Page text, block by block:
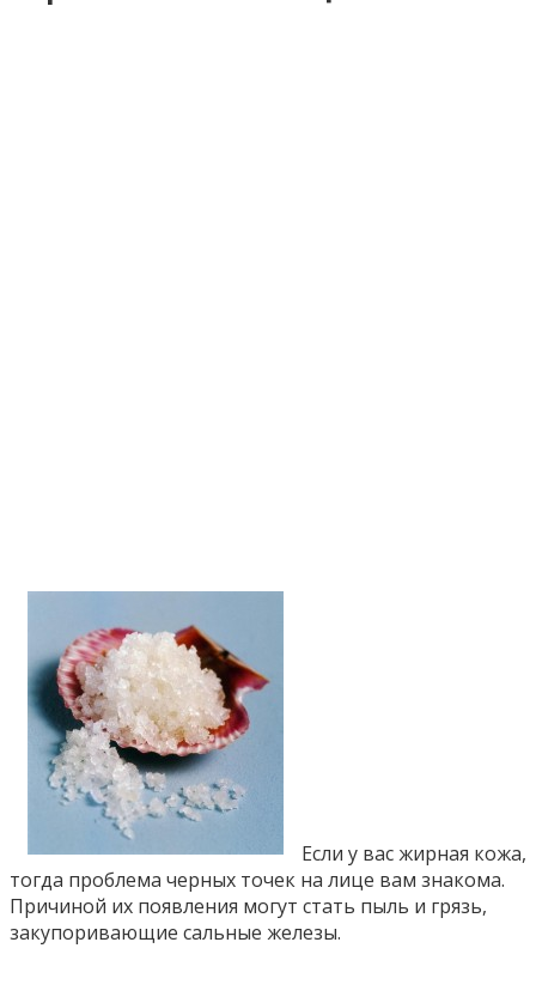
Если у вас жирная кожа,
тогда проблема черных точек на лице вам знакома.
Причиной их появления могут стать пыль и грязь,
закупоривающие сальные железы.